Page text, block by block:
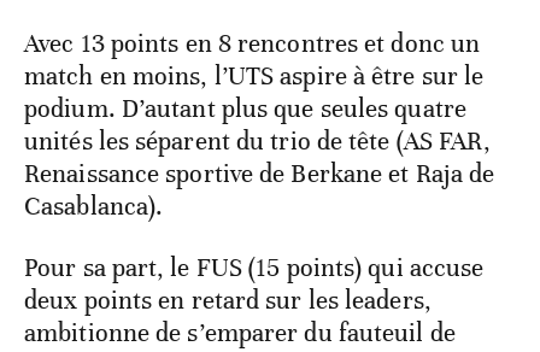
Avec 13 points en 8 rencontres et donc un
match en moins, l’UTS aspire à être sur le
podium. D’autant plus que seules quatre
unités les séparent du trio de tête (AS FAR,
Renaissance sportive de Berkane et Raja de
Casablanca).
Pour sa part, le FUS (15 points) qui accuse
deux points en retard sur les leaders,
ambitionne de s’emparer du fauteuil de